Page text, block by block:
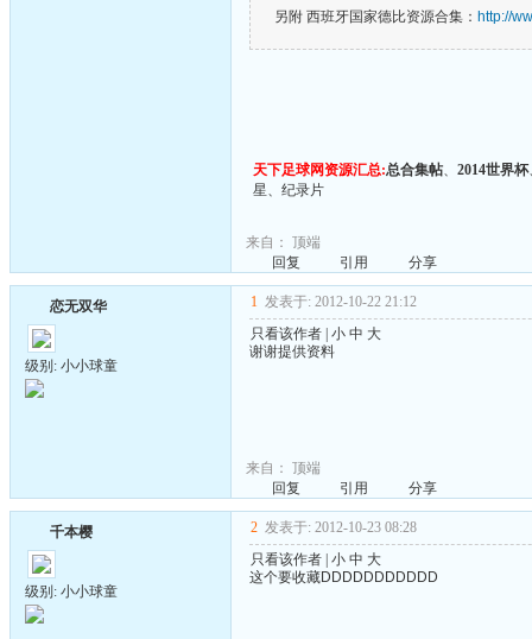
另附 西班牙国家德比资源合集： http://
天下足球网资源汇总:总合集帖、 2014世界杯
星、 纪录片
来自： 顶端
回复
引用 分享
恋无双华
级别: 小小球童
1 发表于: 2012-10-22 21:12
只看该作者 小 中 大
谢谢提供资料
来自： 顶端
回复
引用 分享
千本樱
级别: 小小球童
2 发表于: 2012-10-23 08:28
只看该作者 小 中 大
这个要收藏DDDDDDDDDDD